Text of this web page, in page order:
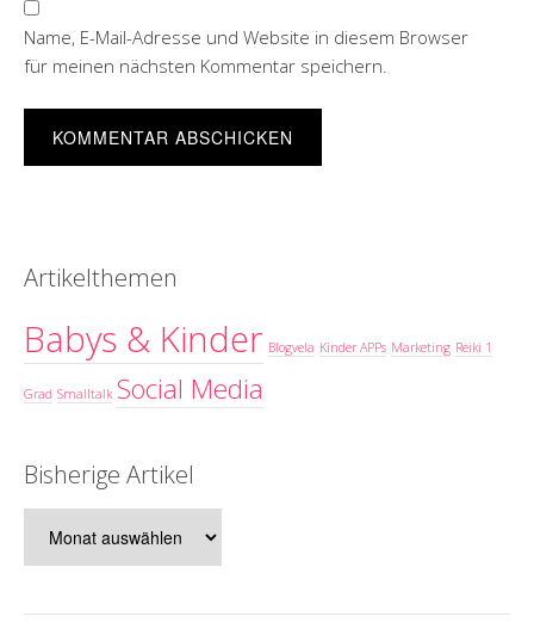
Name, E-Mail-Adresse und Website in diesem Browser
für meinen nächsten Kommentar speichern.
Artikelthemen
Babys & Kinder Blogvela Kinder APPs Marketing Reiki 1
Grad Smalltalk Social Media
Bisherige Artikel
Artikel